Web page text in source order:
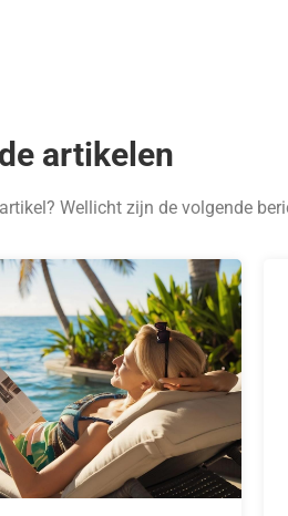
artikelen
Wellicht zijn de volgende